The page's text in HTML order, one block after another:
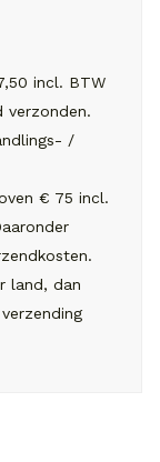
incl. BTW
verzonden.
/
€ 75 incl.
land, dan